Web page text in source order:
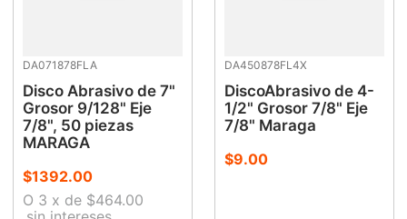
DA071878FLA
Disco Abrasivo de 7"
Grosor 9/128" Eje
7/8", 50 piezas
MARAGA
$1392.00
O 3 x de $464.00
DA450878FL4X
DiscoAbrasivo de 4-
1/2" Grosor 7/8" Eje
7/8" Maraga
$9.00